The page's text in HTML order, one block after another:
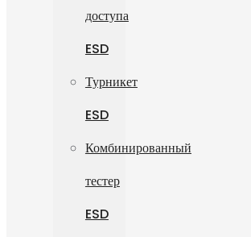
доступа
ESD
Турникет
ESD
Комбинированный
тестер
ESD